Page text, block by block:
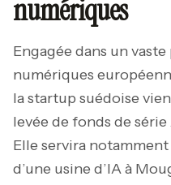
numériques
Engagée dans un
numériques
la startup suédoise
levée de fonds de
Elle servira
d’une usine d’IA à